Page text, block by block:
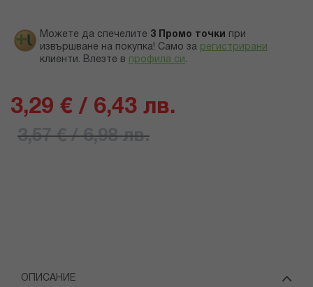
Можете да спечелите 3 Промо точки
при
извършване на покупка! Само за регистрирани
клиенти. Влезте в профила си .
3,29 € / 6,43 лв.
3,57 € / 6,98 лв.
ОПИСАНИЕ